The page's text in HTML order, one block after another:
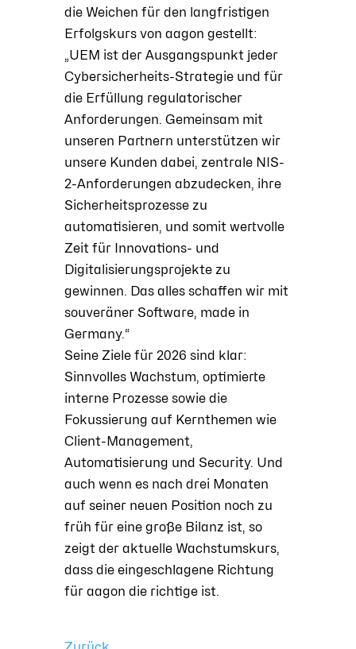
die Weichen für den langfristigen
Erfolgskurs von aagon gestellt:
„UEM ist der Ausgangspunkt jeder
Cybersicherheits-Strategie und für
die Erfüllung regulatorischer
Anforderungen. Gemeinsam mit
unseren Partnern unterstützen wir
unsere Kunden dabei, zentrale NIS-
2-Anforderungen abzudecken, ihre
Sicherheitsprozesse zu
automatisieren, und somit wertvolle
Zeit für Innovations- und
Digitalisierungsprojekte zu
gewinnen. Das alles schaffen wir mit
souveräner Software, made in
Germany.“
Seine Ziele für 2026 sind klar:
Sinnvolles Wachstum, optimierte
interne Prozesse sowie die
Fokussierung auf Kernthemen wie
Client-Management,
Automatisierung und Security. Und
auch wenn es nach drei Monaten
auf seiner neuen Position noch zu
früh für eine große Bilanz ist, so
zeigt der aktuelle Wachstumskurs,
dass die eingeschlagene Richtung
für aagon die richtige ist.